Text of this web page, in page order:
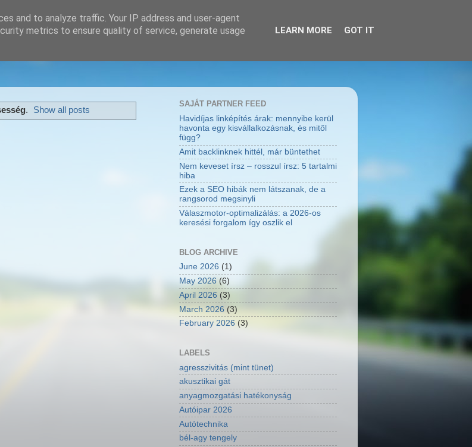
. Show all posts
SAJÁT PARTNER FEED
Havidíjas linképítés árak: mennyibe kerül
havonta egy kisvállalkozásnak, és mitől
függ?
Amit backlinknek hittél, már büntethet
Nem keveset írsz – rosszul írsz: 5 tartalmi
hiba
Ezek a SEO hibák nem látszanak, de a
rangsorod megsinyli
Válaszmotor-optimalizálás: a 2026-os
keresési forgalom így oszlik el
BLOG ARCHIVE
June 2026 (1)
May 2026 (6)
April 2026 (3)
March 2026 (3)
February 2026 (3)
LABELS
agresszivitás (mint tünet)
akusztikai gát
anyagmozgatási hatékonyság
Autóipar 2026
Autótechnika
bél-agy tengely
and to analyze traffic. Your IP address and user-agent
metrics to ensure quality of service, generate usage
LEARN MORE GOT IT